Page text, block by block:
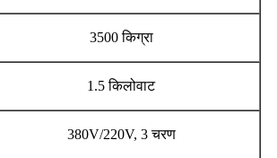
3500 किग्रा
1.5 किलोवाट
380V/220V, 3 चरण